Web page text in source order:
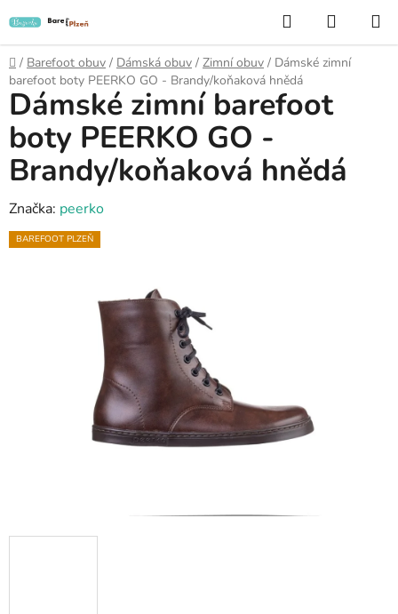
na
obsah
Hledat
KOŠÍK
Domů
/ Barefoot obuv / Dámská obuv / Zimní obuv / Dámské zimní
barefoot boty PEERKO GO - Brandy/koňaková hnědá
Dámské zimní barefoot
boty PEERKO GO -
Brandy/koňaková hnědá
Značka: peerko
BAREFOOT PLZEŇ